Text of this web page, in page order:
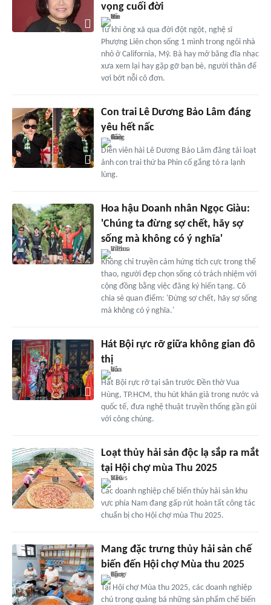
vọng cuối đời
Từ khi ông xã qua đời đột ngột, nghệ sĩ
Phượng Liên chọn sống 1 mình trong ngôi nhà
nhỏ ở California, Mỹ. Bà hay mở băng đĩa nhạc
xưa xem lại hay gặp gỡ bạn bè, người thân để
vơi bớt nỗi cô đơn.
Con trai Lê Dương Bảo Lâm đáng
yêu hết nấc
Diễn viên hài Lê Dương Bảo Lâm đăng tải loạt
ảnh con trai thứ ba Phin cố gắng tỏ ra lạnh
lùng.
Hoa hậu Doanh nhân Ngọc Giàu:
'Chúng ta đừng sợ chết, hãy sợ
sống mà không có ý nghĩa'
Không chỉ truyền cảm hứng tích cực trong thể
thao, người đẹp chọn sống có trách nhiệm với
cộng đồng bằng việc đăng ký hiến tạng. Cô
chia sẻ quan điểm: 'Đừng sợ chết, hãy sợ sống
mà không có ý nghĩa.'
Hát Bội rực rỡ giữa không gian đô
thị
Hát Bội rực rỡ tại sân trước Đền thờ Vua
Hùng, TP.HCM, thu hút khán giả trong nước và
quốc tế, đưa nghệ thuật truyền thống gần gũi
với công chúng.
Loạt thủy hải sản độc lạ sắp ra mắt
tại Hội chợ mùa Thu 2025
Các doanh nghiệp chế biến thủy hải sản khu
vực phía Nam đang gấp rút hoàn tất công tác
chuẩn bị cho Hội chợ mùa Thu 2025.
Mang đặc trưng thủy hải sản chế
biến đến Hội chợ Mùa thu 2025
Tại Hội chợ Mùa thu 2025, các doanh nghiệp
chú trọng quảng bá những sản phẩm chế biến